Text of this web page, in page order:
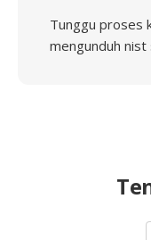
Tunggu proses
mengunduh nist